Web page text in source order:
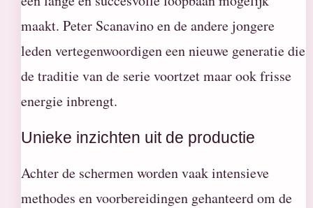
maakt. Peter Scanavino en de andere jongere
leden vertegenwoordigen een nieuwe generatie die
de traditie van de serie voortzet maar ook frisse
energie inbrengt.
Unieke inzichten uit de productie
Achter de schermen worden vaak intensieve
methodes en voorbereidingen gehanteerd om de